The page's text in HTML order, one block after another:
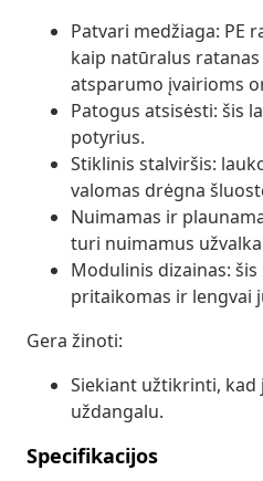
Patvari medžiaga: PE
kaip natūralus
atsparumo įvairioms
Patogus atsisėsti: šis
potyrius.
Stiklinis stalviršis:
valomas drėgna
Nuimamas ir
turi nuimamus
Modulinis dizainas:
pritaikomas ir lengvai
Gera žinoti:
Siekiant užtikrinti, kad
uždangalu.
Specifikacijos